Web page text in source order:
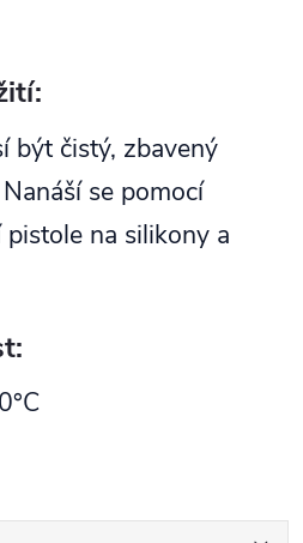
být čistý, zbavený
se pomocí
na silikony a